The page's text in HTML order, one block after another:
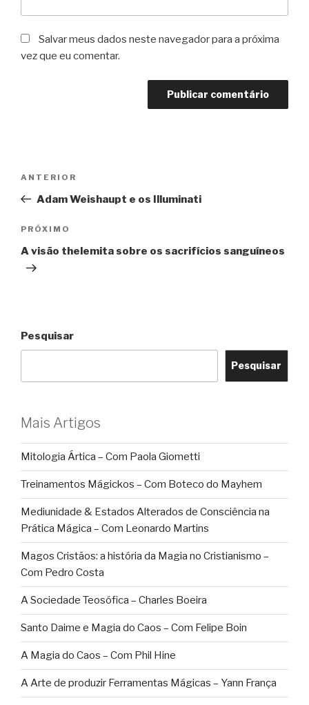
Salvar meus dados neste navegador para a próxima
vez que eu comentar.
Post
Post
anterior
ANTERIOR
Adam Weishaupt e os Illuminati
Próximo
post
PRÓXIMO
A visão thelemita sobre os sacrifícios sanguíneos
Pesquisar
Pesquisar
Mais Artigos
Mitologia Ártica – Com Paola Giometti
Treinamentos Mágickos – Com Boteco do Mayhem
Mediunidade & Estados Alterados de Consciência na
Prática Mágica – Com Leonardo Martins
Magos Cristãos: a história da Magia no Cristianismo –
Com Pedro Costa
A Sociedade Teosófica – Charles Boeira
Santo Daime e Magia do Caos – Com Felipe Boin
A Magia do Caos – Com Phil Hine
A Arte de produzir Ferramentas Mágicas – Yann França